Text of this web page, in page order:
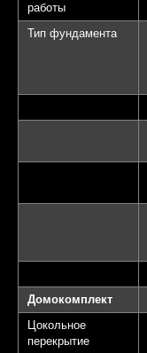
работы
Тип фундамента
Домокомплект
Цокольное
перекрытие